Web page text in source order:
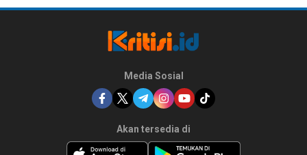
Media Sosial
Akan tersedia di